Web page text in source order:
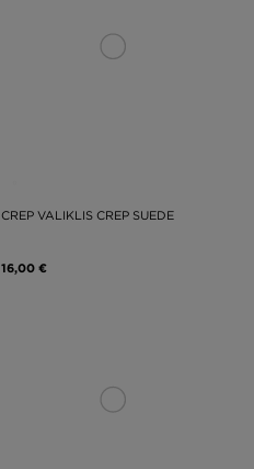
CREP VALIKLIS CREP SUEDE
16,00 €